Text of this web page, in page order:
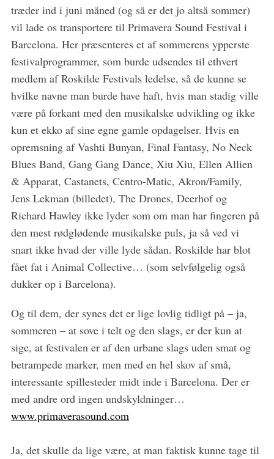
træder ind i juni måned (og så er det jo altså sommer)
vil lade os transportere til Primavera Sound Festival i
Barcelona. Her præsenteres et af sommerens ypperste
festivalprogrammer, som burde udsendes til ethvert
medlem af Roskilde Festivals ledelse, så de kunne se
hvilke navne man burde have haft, hvis man stadig ville
være på forkant med den musikalske udvikling og ikke
kun et ekko af sine egne gamle opdagelser. Hvis en
opremsning af Vashti Bunyan, Final Fantasy, No Neck
Blues Band, Gang Gang Dance, Xiu Xiu, Ellen Allien
& Apparat, Castanets, Centro-Matic, Akron/Family,
Jens Lekman (billedet), The Drones, Deerhof og
Richard Hawley ikke lyder som om man har fingeren på
den mest rødglødende musikalske puls, ja så ved vi
snart ikke hvad der ville lyde sådan. Roskilde har blot
fået fat i Animal Collective… (som selvfølgelig også
dukker op i Barcelona).
Og til dem, der synes det er lige lovlig tidligt på – ja,
sommeren – at sove i telt og den slags, er der kun at
sige, at festivalen er af den urbane slags uden smat og
betrampede marker, men med en hel skov af små,
interessante spillesteder midt inde i Barcelona. Der er
med andre ord ingen undskyldninger…
www.primaverasound.com
Ja, det skulle da lige være, at man faktisk kunne tage til
S
c
h
f
o
: